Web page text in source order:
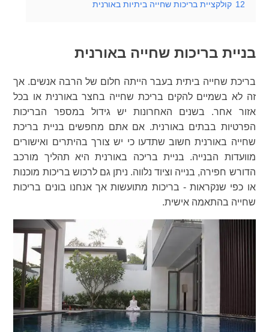
12 קולקציית בריכות שחייה ביתיות באורנית
בניית בריכות שחייה באורנית
בריכת שחייה ביתית בעבר הייתה חלום של הרבה אנשים. אך
זה לא בשמיים להקים בריכת שחייה בחצר באורנית או בכל
אזור אחר. בשנים האחרונות יש גידול במספר הבריכות
הפרטיות בבתים באורנית. אם אתם מחפשים בניית בריכת
שחייה באורנית חשוב שתדעו כי יש צורך בהיתרים ואישורים
מוועדות הבנייה. בניית בריכה באורנית היא תהליך מורכב
הדורש חפירה, בנייה וציוד נלווה. ניתן גם לרכוש בריכות מוכנות
או כפי שנקראות - בריכות מתועשות אך אנחנו בונים בריכות
שחייה בהתאמה אישית.